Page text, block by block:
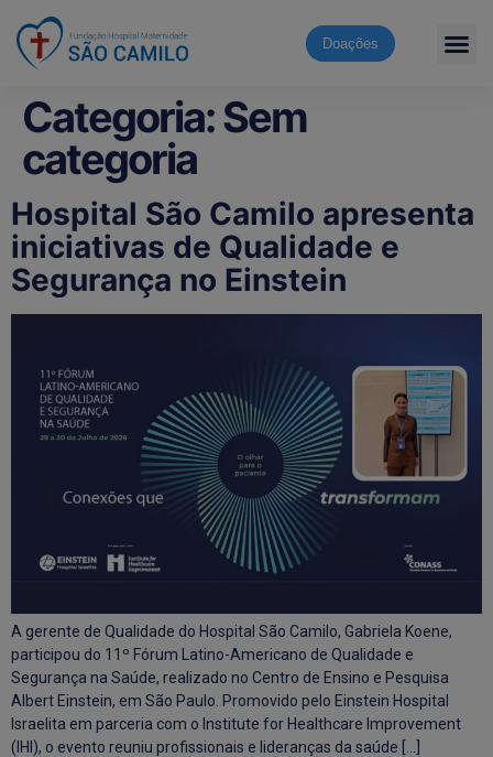
Doações
Categoria:Sem
categoria
Hospital São Camilo apresenta
iniciativas de Qualidade e
Segurança no Einstein
A gerente de Qualidade do Hospital São Camilo, Gabriela Koene,
participou do 11º Fórum Latino-Americano de Qualidade e
Segurança na Saúde, realizado no Centro de Ensino e Pesquisa
Albert Einstein, em São Paulo. Promovido pelo Einstein Hospital
Israelita em parceria com o Institute for Healthcare Improvement
(IHI), o evento reuniu profissionais e lideranças da saúde […]